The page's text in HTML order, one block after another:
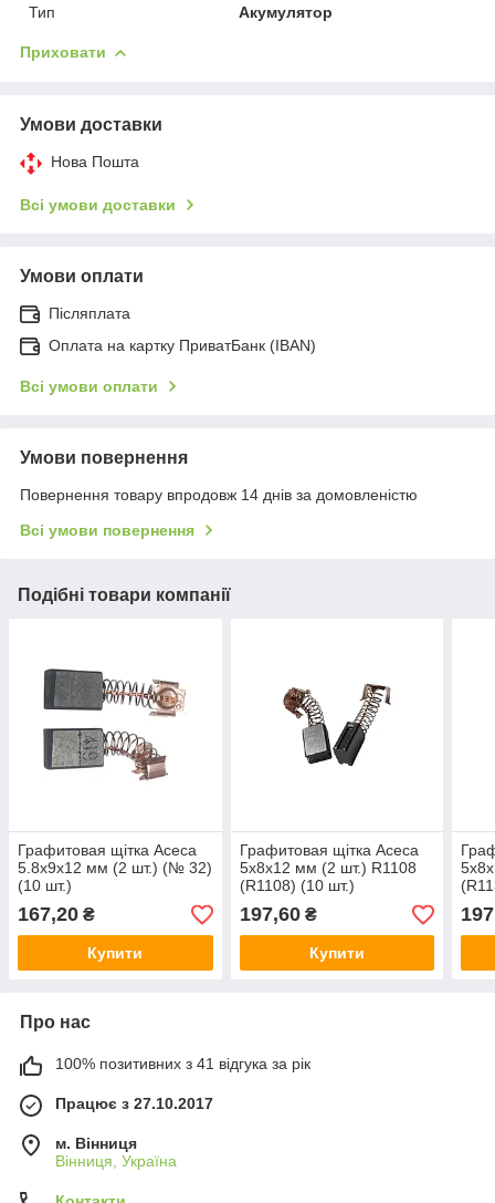
Тип
Акумулятор
Приховати
Умови доставки
Нова Пошта
Всі умови доставки
Умови оплати
Післяплата
Оплата на картку ПриватБанк (IBAN)
Всі умови оплати
Умови повернення
Повернення товару впродовж 14 днів за домовленістю
Всі умови повернення
Подібні товари компанії
Графитовая щітка Асеса
5.8x9x12 мм (2 шт.) (№ 32)
(10 шт.)
167,20 ₴
Купити
Графитовая щітка Асеса
5x8x12 мм (2 шт.) R1108
(R1108) (10 шт.)
197,60₴
Купити
Про нас
100% позитивних з 41 відгука за рік
Працює з 27.10.2017
м. Вінниця
Вінниця, Україна